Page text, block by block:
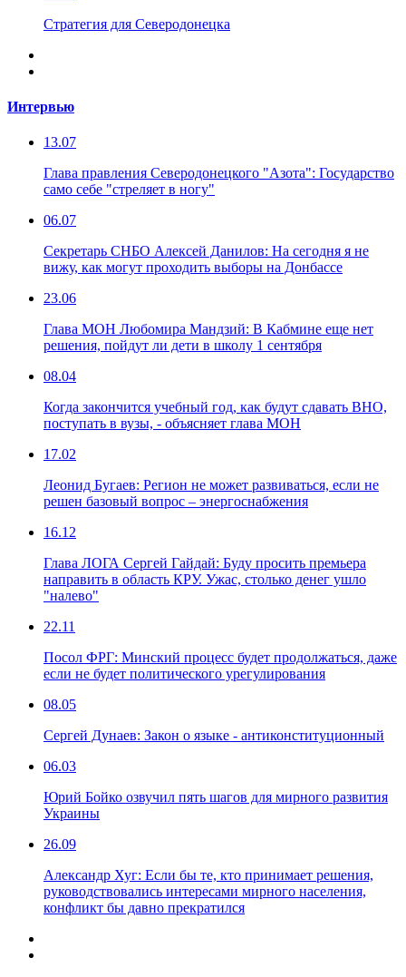
Стратегия для Северодонецка
Интервью
13.07
Глава правления Северодонецкого "Азота": Государство
само себе "стреляет в ногу"
06.07
Секретарь СНБО Алексей Данилов: На сегодня я не
вижу, как могут проходить выборы на Донбассе
23.06
Глава МОН Любомира Мандзий: В Кабмине еще нет
решения, пойдут ли дети в школу 1 сентября
08.04
Когда закончится учебный год, как будут сдавать ВНО,
поступать в вузы, - объясняет глава МОН
17.02
Леонид Бугаев: Регион не может развиваться, если не
решен базовый вопрос – энергоснабжения
16.12
Глава ЛОГА Сергей Гайдай: Буду просить премьера
направить в область КРУ. Ужас, столько денег ушло
"налево"
22.11
Посол ФРГ: Минский процесс будет продолжаться, даже
если не будет политического урегулирования
08.05
Сергей Дунаев: Закон о языке - антиконституционный
06.03
Юрий Бойко озвучил пять шагов для мирного развития
Украины
26.09
Александр Хуг: Если бы те, кто принимает решения,
руководствовались интересами мирного населения,
конфликт бы давно прекратился